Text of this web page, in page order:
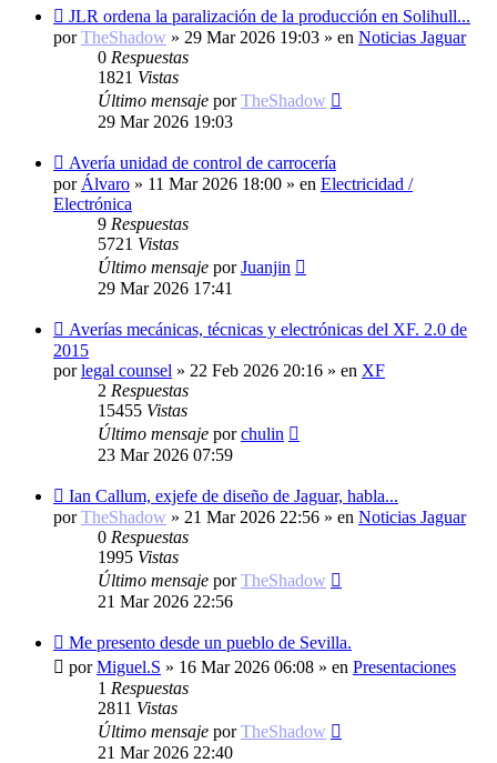
Nuevo
mensaje
JLR ordena la paralización de la producción en Solihull...
porTheShadow » 29 Mar 2026 19:03 » en Noticias Jaguar
0 Respuestas
1821 Vistas
Último mensaje porTheShadow
29 Mar 2026 19:03
Nuevo
mensaje
Avería unidad de control de carrocería
por Álvaro » 11 Mar 2026 18:00 » en Electricidad /
Electrónica
9 Respuestas
5721 Vistas
Último mensaje porJuanjin
29 Mar 2026 17:41
Nuevo
mensaje
Averías mecánicas, técnicas y electrónicas del XF. 2.0 de
2015
porlegal counsel » 22 Feb 2026 20:16 » en XF
2 Respuestas
15455 Vistas
Último mensaje porchulin
23 Mar 2026 07:59
Nuevo
mensaje
Ian Callum, exjefe de diseño de Jaguar, habla...
porTheShadow » 21 Mar 2026 22:56 » en Noticias Jaguar
0 Respuestas
1995 Vistas
Último mensaje porTheShadow
21 Mar 2026 22:56
Nuevo
mensaje
Me presento desde un pueblo de Sevilla.
porMiguel.S » 16 Mar 2026 06:08 » en Presentaciones
1 Respuestas
2811 Vistas
Último mensaje porTheShadow
21 Mar 2026 22:40